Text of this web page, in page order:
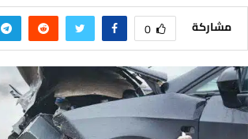
مشاركة 0